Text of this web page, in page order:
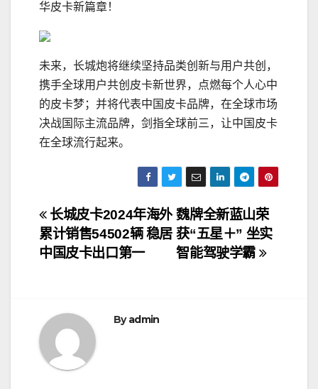
华皮卡新篇章！
未来，长城炮将继续坚持品类创新与用户共创，
携手全球用户共创皮卡新世界，点燃每个人心中
的皮卡梦；并将代表中国皮卡品牌，在全球市场
决战国际主流品牌，剑指全球前三，让中国皮卡
在全球流行起来。
文
章
航
魏牌全新蓝山荣
获“五星＋” 坐实
智能驾驶学霸
长城皮卡2024年海外
累计销售54502辆 稳居
中国皮卡出口第一
Byadmin